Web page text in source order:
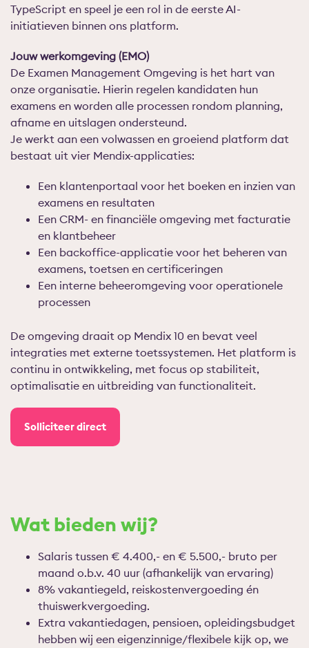
TypeScript en speel je een rol in de eerste AI-
initiatieven binnen ons platform.
Jouw werkomgeving (EMO)
De Examen Management Omgeving is het hart van
onze organisatie. Hierin regelen kandidaten hun
examens en worden alle processen rondom planning,
afname en uitslagen ondersteund.
Je werkt aan een volwassen en groeiend platform dat
bestaat uit vier Mendix-applicaties:
Een klantenportaal voor het boeken en inzien van
examens en resultaten
Een CRM- en financiële omgeving met facturatie
en klantbeheer
Een backoffice-applicatie voor het beheren van
examens, toetsen en certificeringen
Een interne beheeromgeving voor operationele
processen
De omgeving draait op Mendix 10 en bevat veel
integraties met externe toetssystemen. Het platform is
continu in ontwikkeling, met focus op stabiliteit,
optimalisatie en uitbreiding van functionaliteit.
Solliciteer direct
Wat bieden wij?
Salaris tussen € 4.400,- en € 5.500,- bruto per
maand o.b.v. 40 uur (afhankelijk van ervaring)
8% vakantiegeld, reiskostenvergoeding én
thuiswerkvergoeding.
Extra vakantiedagen, pensioen, opleidingsbudget
hebben wij een eigenzinnige/flexibele kijk op, we